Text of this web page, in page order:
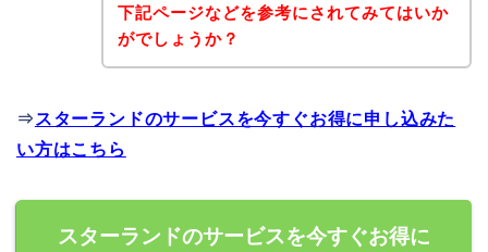
下記ページなどを参考にされてみてはいか
がでしょうか？
⇒ スターランドのサービスを今すぐお得に申し込みた
い方はこちら
スターランドのサービスを今すぐお得に